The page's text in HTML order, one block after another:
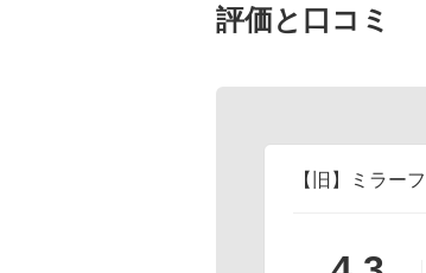
評価と口コミ
【旧】ミラー